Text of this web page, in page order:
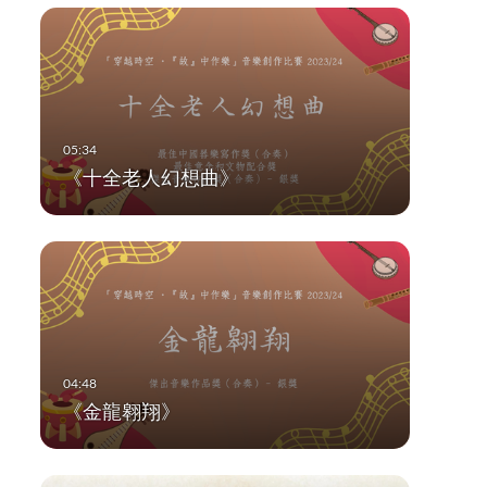
《十全老人幻想曲》
《金龍翱翔》